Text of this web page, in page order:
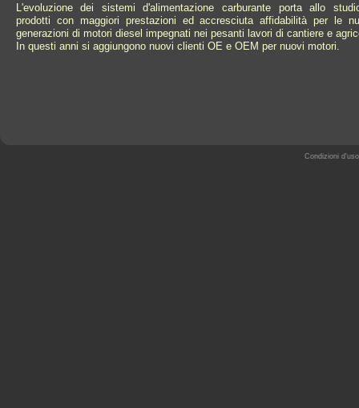
L'evoluzione dei sistemi d'alimentazione carburante porta allo
prodotti con maggiori prestazioni ed accresciuta affidabilità per le
generazioni di motori diesel impegnati nei pesanti lavori di cantiere e
In questi anni si aggiungono nuovi clienti OE e OEM per nuovi motori.
Condizioni d'uso